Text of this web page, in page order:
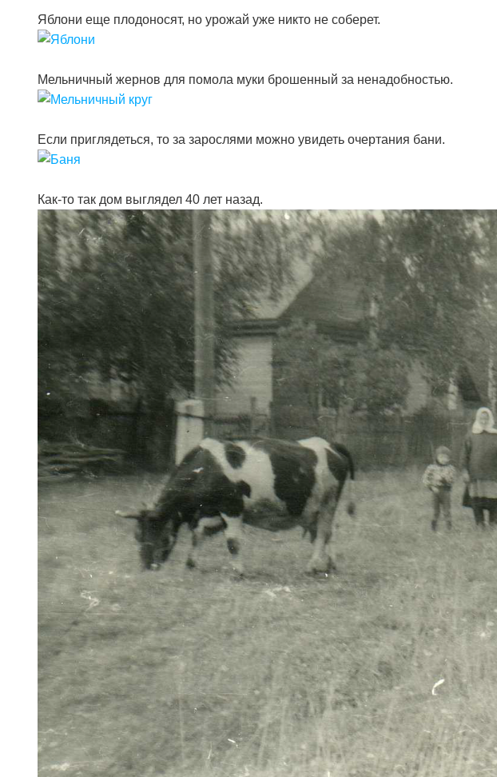
Яблони еще плодоносят, но урожай уже никто не соберет.
Мельничный жернов для помола муки брошенный за ненадобностью.
Если приглядеться, то за зарослями можно увидеть очертания бани.
Как-то так дом выглядел 40 лет назад.